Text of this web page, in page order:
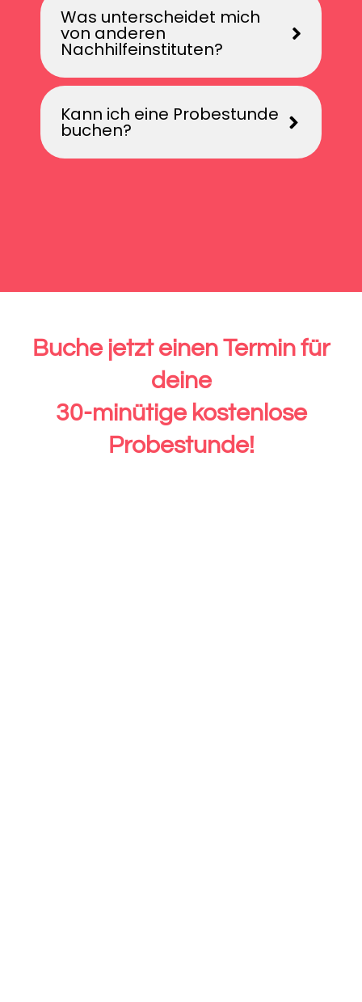
Was unterscheidet mich
von anderen
Nachhilfeinstituten?
Kann ich eine Probestunde
buchen?
Buche jetzt einen Termin für
deine
30-minütige kostenlose
Probestunde!